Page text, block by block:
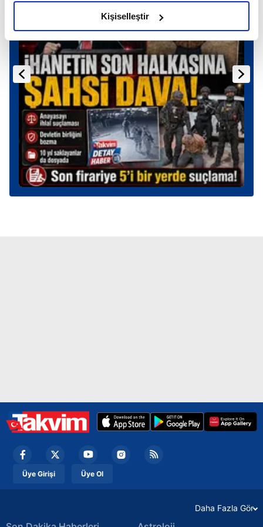
olduğunu ve sizlere en iyi içerikleri sunabilmek adına
elimizden gelen çabayı gösterdiğimizi ve bu noktada,
reklamların maliyetlerimizi karşılamak noktasında tek gelir
kalemimiz olduğunu sizlere hatırlatmak isteriz.
Her halükârda, kullanıcılar, bu çerezlere izin vermedikleri
takdirde, kullanıcılara hedefli reklamlar
gösterilmeyecektir."
Sizlere daha iyi bir hizmet sunabilmek için İnternet
Sitemizde kendimize ve üçüncü kişilere ait çerezler
kullanılmaktadır. Bu çerezler vasıtasıyla çeşitli kişisel
verileriniz işlenmekte olup gerekli olan çerezler bilgi
toplumu hizmetlerinin sunulması amacıyla
Kişiselleştir
Üye Girişi Üye Ol
Daha Fazla Gör